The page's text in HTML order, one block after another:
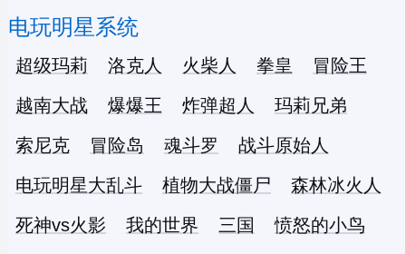
电玩明星系统
超级玛莉 洛克人 火柴人 拳皇
冒险王
越南大战
爆爆王 炸弹超人
玛莉兄弟
索尼克
冒险岛 魂斗罗
战斗原始人
电玩明星大乱斗
植物大战僵尸
森林冰火人
死神vs火影
我的世界 三国
愤怒的小鸟